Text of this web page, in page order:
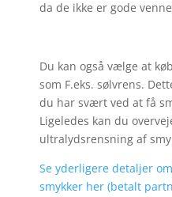
da de ikke er gode
Du kan også vælge at
som F.eks. sølvrens.
du har svært ved at få
Ligeledes kan du
ultralydsrensning af
Se yderligere detaljer
smykker her (betalt